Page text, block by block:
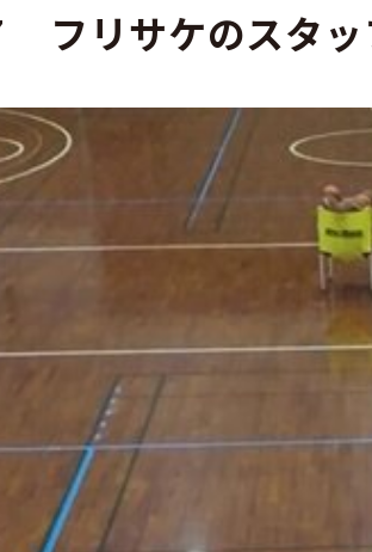
フリサケのスタッ